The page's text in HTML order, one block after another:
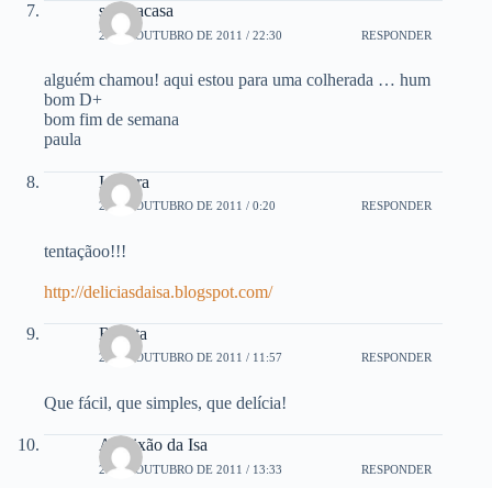
saboracasa
28 DE OUTUBRO DE 2011 / 22:30 RESPONDER
alguém chamou! aqui estou para uma colherada … hum
bom D+
bom fim de semana
paula
Isadora
29 DE OUTUBRO DE 2011 / 0:20 RESPONDER
tentaçãoo!!!
http://deliciasdaisa.blogspot.com/
Renata
29 DE OUTUBRO DE 2011 / 11:57 RESPONDER
Que fácil, que simples, que delícia!
A Paixão da Isa
29 DE OUTUBRO DE 2011 / 13:33 RESPONDER